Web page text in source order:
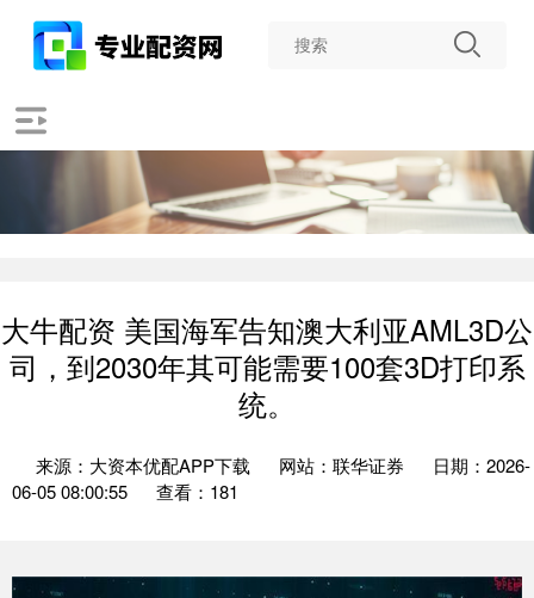
大牛配资 美国海军告知澳大利亚AML3D公
司，到2030年其可能需要100套3D打印系
统。
来源：大资本优配APP下载 网站：联华证券
日期：2026-
06-05 08:00:55
查看：181